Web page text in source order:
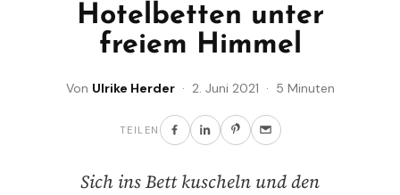
Hotelbetten unter
freiem Himmel
Von Ulrike Herder· 2. Juni 2021 · 5 Minuten
TEILEN
Sich ins Bett kuscheln und den